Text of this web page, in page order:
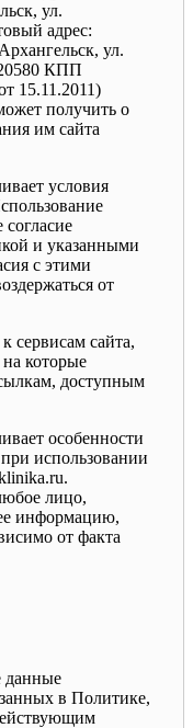
ул.
адрес:
ул.
КПП
15.11.2011)
получить о
им сайта
условия
согласие
и указанными
с этими
от
сервисам сайта,
которые
доступным
особенности
использовании
лицо,
информацию,
от факта
данные
в Политике,